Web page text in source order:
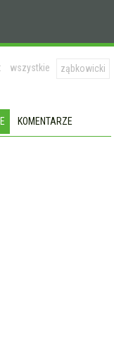
wszystkie ząbkowicki
KOMENTARZE